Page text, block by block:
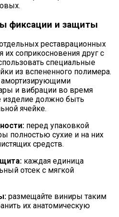
фиксации и защиты
реставрационных
соприкосновения друг с
специальные
из вспененного полимера.
амортизирующими
и вибрации во время
изделие должно быть
ячейке.
перед упаковкой
полностью сухие и на них
средств.
каждая единица
отсек с мягкой
размещайте виниры таким
их анатомическую